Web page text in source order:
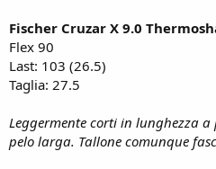
Fischer Cruzar X 9.0
Flex 90
Last: 103 (26.5)
Taglia: 27.5
Leggermente corti in lunghezza
pelo larga. Tallone comunque